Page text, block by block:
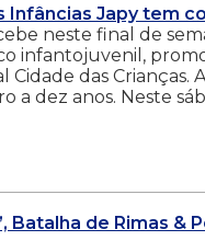
Infâncias Japy tem
neste final de
infantojuvenil,
das Crianças.
a dez anos. Neste
Batalha de Rimas &